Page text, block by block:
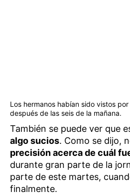
Los hermanos habían sido vistos
después de las seis de la mañana.
También se puede ver que
algo sucios. Como se dijo,
precisión acerca de cuál
durante gran parte de la
parte de este martes,
finalmente.